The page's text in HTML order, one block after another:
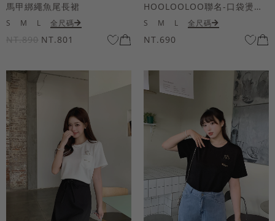
馬甲綁繩魚尾長裙
S M L 全尺碼
NT.890 NT.801
HOOLOOLOO聯名-口袋燙金KUKU熊短袖上衣
S M L 全尺碼
NT.690